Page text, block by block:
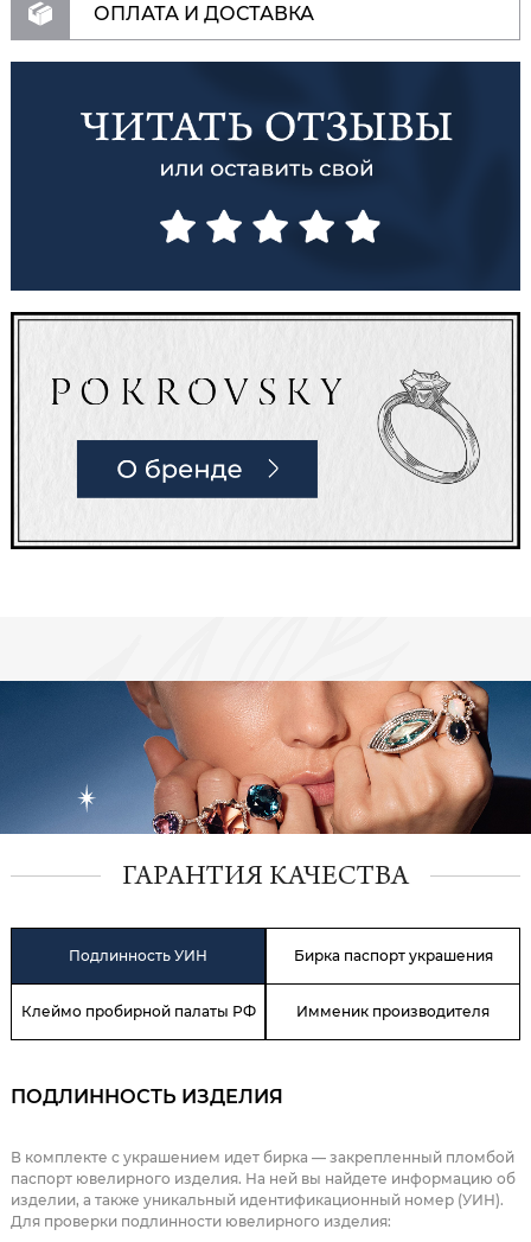
ОПЛАТА И ДОСТАВКА
ГАРАНТИЯ КАЧЕСТВА
Подлинность УИН Бирка паспорт украшения
Клеймо пробирной палаты РФ Имменик производителя
ПОДЛИННОСТЬ ИЗДЕЛИЯ
В комплекте с украшением идет бирка — закрепленный пломбой
паспорт ювелирного изделия. На ней вы найдете информацию об
изделии, а также уникальный идентификационный номер (УИН).
Для проверки подлинности ювелирного изделия: